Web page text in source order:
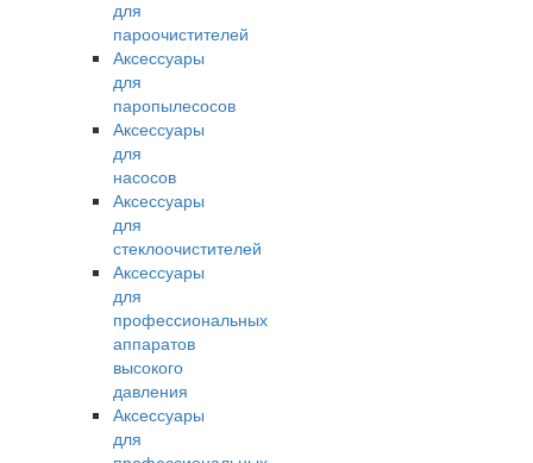
для
пароочистителей
Аксессуары
для
паропылесосов
Аксессуары
для
насосов
Аксессуары
для
стеклоочистителей
Аксессуары
для
профессиональных
аппаратов
высокого
давления
Аксессуары
для